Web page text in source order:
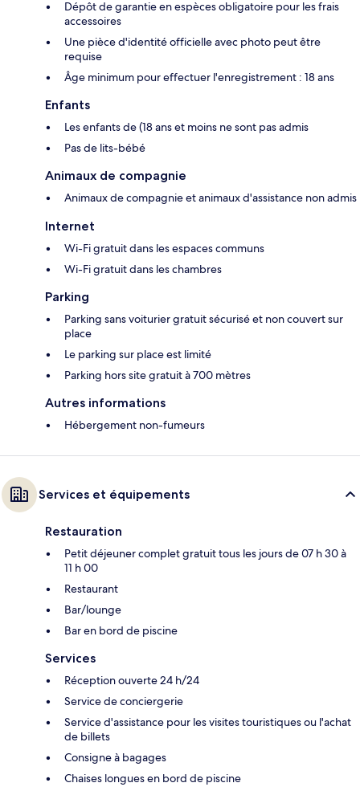
Dépôt de garantie en espèces obligatoire pour les frais
accessoires
Une pièce d'identité officielle avec photo peut être
requise
Âge minimum pour effectuer l'enregistrement : 18 ans
Enfants
Les enfants de (18 ans et moins ne sont pas admis
Pas de lits-bébé
Animaux de compagnie
Animaux de compagnie et animaux d'assistance non admis
Internet
Wi-Fi gratuit dans les espaces communs
Wi-Fi gratuit dans les chambres
Parking
Parking sans voiturier gratuit sécurisé et non couvert sur
place
Le parking sur place est limité
Parking hors site gratuit à 700 mètres
Autres informations
Hébergement non-fumeurs
Services et équipements
Restauration
Petit déjeuner complet gratuit tous les jours de 07 h 30 à
11 h 00
Restaurant
Bar/lounge
Bar en bord de piscine
Services
Réception ouverte 24 h/24
Service de conciergerie
Service d'assistance pour les visites touristiques ou l'achat
de billets
Consigne à bagages
Chaises longues en bord de piscine